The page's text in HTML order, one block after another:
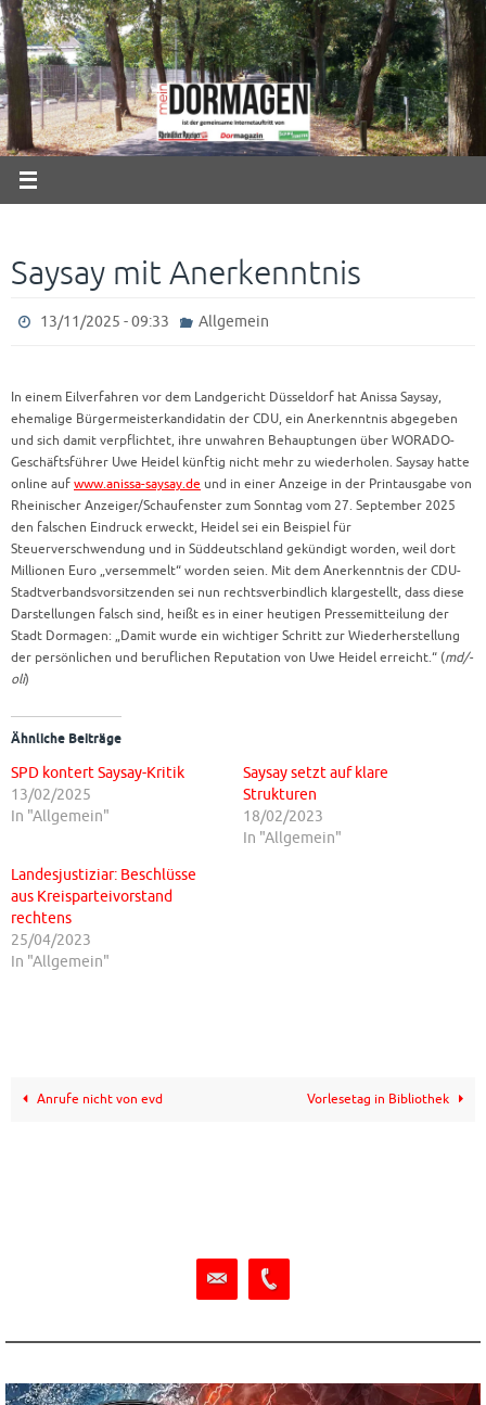
Zum
Inhalt
springen
Saysay mit Anerkenntnis
13/11/2025 - 09:33 Allgemein
In einem Eilverfahren vor dem Landgericht Düsseldorf hat Anissa Saysay,
ehemalige Bürgermeisterkandidatin der CDU, ein Anerkenntnis abgegeben
und sich damit verpflichtet, ihre unwahren Behauptungen über WORADO-
Geschäftsführer Uwe Heidel künftig nicht mehr zu wiederholen. Saysay hatte
online auf www.anissa-saysay.de und in einer Anzeige in der Printausgabe von
Rheinischer Anzeiger/Schaufenster zum Sonntag vom 27. September 2025
den falschen Eindruck erweckt, Heidel sei ein Beispiel für
Steuerverschwendung und in Süddeutschland gekündigt worden, weil dort
Millionen Euro „versemmelt“ worden seien. Mit dem Anerkenntnis der CDU-
Stadtverbandsvorsitzenden sei nun rechtsverbindlich klargestellt, dass diese
Darstellungen falsch sind, heißt es in einer heutigen Pressemitteilung der
Stadt Dormagen: „Damit wurde ein wichtiger Schritt zur Wiederherstellung
der persönlichen und beruflichen Reputation von Uwe Heidel erreicht.“ (md/-
oli)
Ähnliche Beiträge
SPD kontert Saysay-Kritik
13/02/2025
In "Allgemein"
Saysay setzt auf klare
Strukturen
18/02/2023
In "Allgemein"
Landesjustiziar: Beschlüsse
aus Kreisparteivorstand
rechtens
25/04/2023
In "Allgemein"
Anrufe nicht von evd Vorlesetag in Bibliothek